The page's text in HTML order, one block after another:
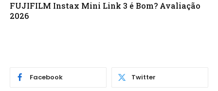
FUJIFILM Instax Mini Link 3 é Bom? Avaliação
2026
Facebook Twitter